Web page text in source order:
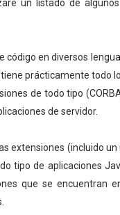
un listado de
código en diversos
prácticamente todo
de todo tipo
de servidor.
extensiones (incluido un
tipo de aplicaciones
que se encuentran